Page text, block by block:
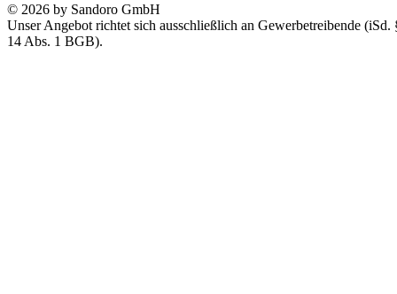
© 2026 by Sandoro GmbH
Unser Angebot richtet sich ausschließlich an Gewerbetreibende (iSd.
14 Abs. 1 BGB).